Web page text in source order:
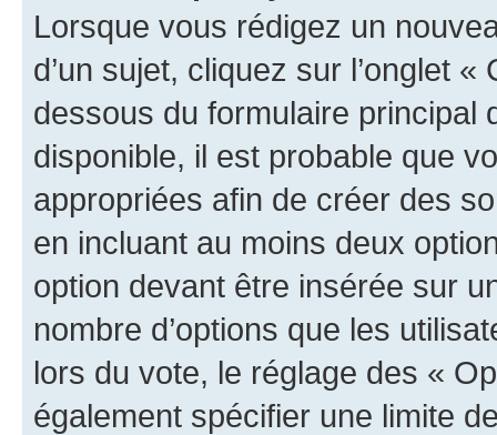
Lorsque vous rédigez un
d’un sujet, cliquez sur l’onglet
dessous du formulaire principal
disponible, il est probable que
appropriées afin de créer des
en incluant au moins deux
option devant être insérée sur
nombre d’options que les
lors du vote, le réglage des «
également spécifier une limite